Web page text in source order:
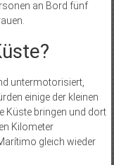
an Bord fünf
untermotorisiert,
einige der kleinen
Küste bringen und dort
Kilometer
gleich wieder